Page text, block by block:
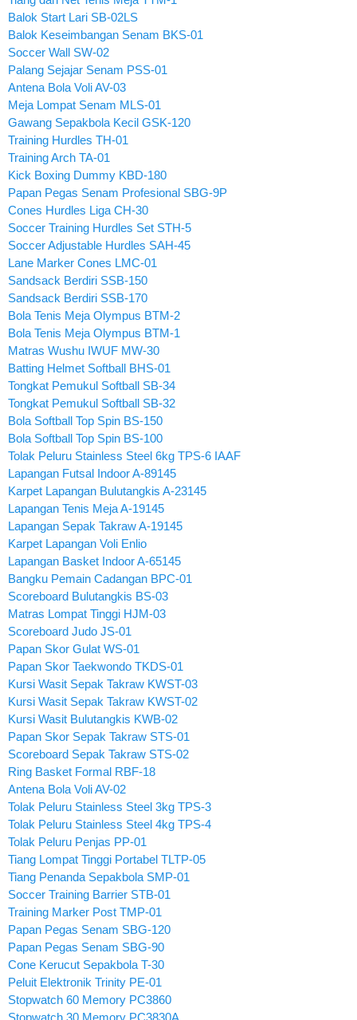
Balok Start Lari SB-02LS
Balok Keseimbangan Senam BKS-01
Soccer Wall SW-02
Palang Sejajar Senam PSS-01
Antena Bola Voli AV-03
Meja Lompat Senam MLS-01
Gawang Sepakbola Kecil GSK-120
Training Hurdles TH-01
Training Arch TA-01
Kick Boxing Dummy KBD-180
Papan Pegas Senam Profesional SBG-9P
Cones Hurdles Liga CH-30
Soccer Training Hurdles Set STH-5
Soccer Adjustable Hurdles SAH-45
Lane Marker Cones LMC-01
Sandsack Berdiri SSB-150
Sandsack Berdiri SSB-170
Bola Tenis Meja Olympus BTM-2
Bola Tenis Meja Olympus BTM-1
Matras Wushu IWUF MW-30
Batting Helmet Softball BHS-01
Tongkat Pemukul Softball SB-34
Tongkat Pemukul Softball SB-32
Bola Softball Top Spin BS-150
Bola Softball Top Spin BS-100
Tolak Peluru Stainless Steel 6kg TPS-6 IAAF
Lapangan Futsal Indoor A-89145
Karpet Lapangan Bulutangkis A-23145
Lapangan Tenis Meja A-19145
Lapangan Sepak Takraw A-19145
Karpet Lapangan Voli Enlio
Lapangan Basket Indoor A-65145
Bangku Pemain Cadangan BPC-01
Scoreboard Bulutangkis BS-03
Matras Lompat Tinggi HJM-03
Scoreboard Judo JS-01
Papan Skor Gulat WS-01
Papan Skor Taekwondo TKDS-01
Kursi Wasit Sepak Takraw KWST-03
Kursi Wasit Sepak Takraw KWST-02
Kursi Wasit Bulutangkis KWB-02
Papan Skor Sepak Takraw STS-01
Scoreboard Sepak Takraw STS-02
Ring Basket Formal RBF-18
Antena Bola Voli AV-02
Tolak Peluru Stainless Steel 3kg TPS-3
Tolak Peluru Stainless Steel 4kg TPS-4
Tolak Peluru Penjas PP-01
Tiang Lompat Tinggi Portabel TLTP-05
Tiang Penanda Sepakbola SMP-01
Soccer Training Barrier STB-01
Training Marker Post TMP-01
Papan Pegas Senam SBG-120
Papan Pegas Senam SBG-90
Cone Kerucut Sepakbola T-30
Peluit Elektronik Trinity PE-01
Stopwatch 60 Memory PC3860